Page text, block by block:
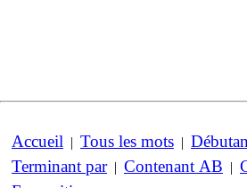
Accueil | Tous les mots |
Terminant par| Contenant AB |